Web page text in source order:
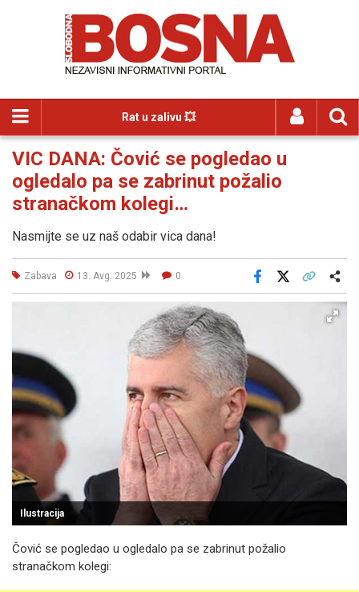
Rat u zalivu 💥
VIC DANA: Čović se pogledao u
ogledalo pa se zabrinut požalio
stranačkom kolegi…
Nasmijte se uz naš odabir vica dana!
Zabava 13. Avg. 2025 0
Facebook
Ilustracija
Čović se pogledao u ogledalo pa se zabrinut požalio
stranačkom kolegi: